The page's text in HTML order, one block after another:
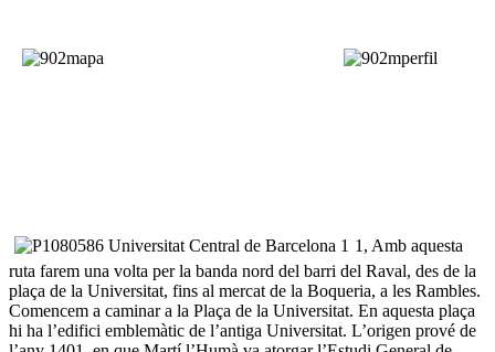
1, Amb aquesta
ruta farem una volta per la banda nord del barri del Raval, des de la
plaça de la Universitat, fins al mercat de la Boqueria, a les Rambles.
Comencem a caminar a la Plaça de la Universitat. En aquesta plaça
hi ha l’edifici emblemàtic de l’antiga Universitat. L’origen prové de